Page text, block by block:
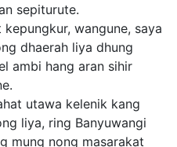
sepiturute.
wangune, saya
dhaerah liya dhung
ambi hang aran sihir
utawa kelenik kang
liya, ring Banyuwangi
mung nong masarakat